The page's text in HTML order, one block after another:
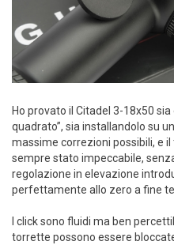
Ho provato il Citadel 3-18x50
quadrato”, sia installandolo su
massime correzioni possibili, e
sempre stato impeccabile,
regolazione in elevazione
perfettamente allo zero a fine
I click sono fluidi ma ben
torrette possono essere